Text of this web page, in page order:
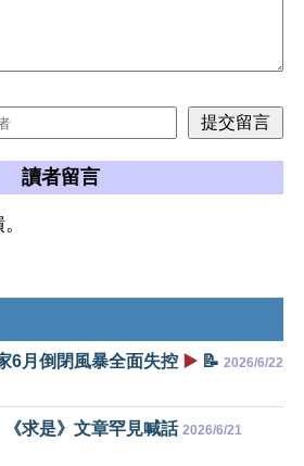
讀者留言
6月倒閉風暴全面失控 ▶️ 📝 2026/6/22
求是》文章罕見喊話 2026/6/21